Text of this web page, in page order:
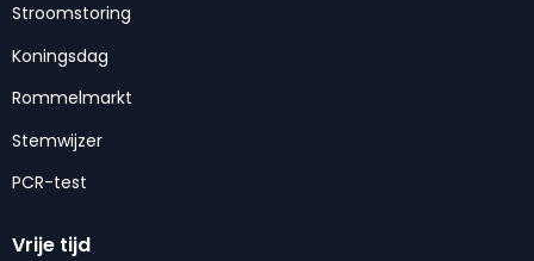
Stroomstoring
Koningsdag
Rommelmarkt
Stemwijzer
PCR-test
Vrije tijd